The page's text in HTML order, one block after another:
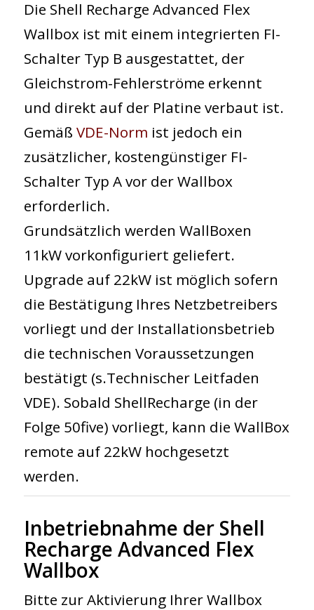
Die Shell Recharge Advanced Flex
Wallboxist mit einem integrierten FI-
Schalter Typ B ausgestattet, der
Gleichstrom-Fehlerströme erkennt
und direkt auf der Platine verbaut ist.
Gemäß VDE-Norm ist jedoch ein
zusätzlicher, kostengünstiger FI-
Schalter Typ Avor der Wallbox
erforderlich.
Grundsätzlich werden WallBoxen
11kW vorkonfiguriert geliefert.
Upgrade auf 22kW ist möglich sofern
die Bestätigung Ihres Netzbetreibers
vorliegt und der Installationsbetrieb
die technischen Voraussetzungen
bestätigt (s.Technischer Leitfaden
VDE). Sobald ShellRecharge (in der
Folge 50five) vorliegt, kann die WallBox
remote auf 22kW hochgesetzt
werden.
Inbetriebnahme der Shell
Recharge Advanced Flex
Wallbox
Bitte zur Aktivierung Ihrer Wallbox